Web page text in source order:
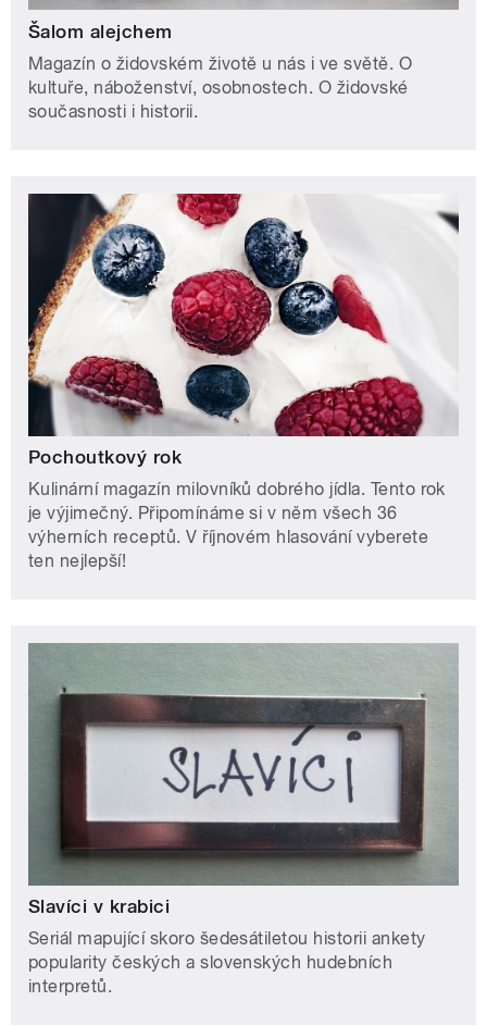
Šalom alejchem
Magazín o židovském životě u nás i ve světě. O
kultuře, náboženství, osobnostech. O židovské
současnosti i historii.
Pochoutkový rok
Kulinární magazín milovníků dobrého jídla. Tento rok
je výjimečný. Připomínáme si v něm všech 36
výherních receptů. V říjnovém hlasování vyberete
ten nejlepší!
Slavíci v krabici
Seriál mapující skoro šedesátiletou historii ankety
popularity českých a slovenských hudebních
interpretů.